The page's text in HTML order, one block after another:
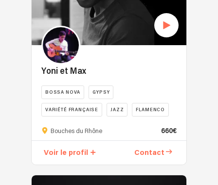
Yoni et Max
BOSSA NOVA GYPSY
VARIÉTÉ FRANÇAISE JAZZ FLAMENCO
Bouches du Rhône 660€
Voir le profil Contact